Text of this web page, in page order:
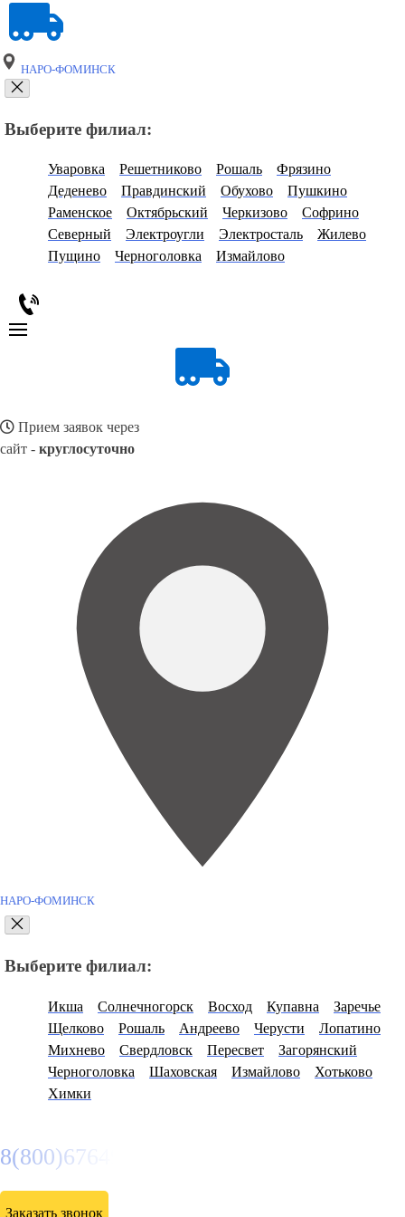
НАРО-ФОМИНСК
Выберите филиал:
Уваровка Решетниково Рошаль
Фрязино
Деденево
Правдинский Обухово
Пушкино
Раменское
Октябрьский Черкизово
Софрино
Северный
Электроугли Электросталь
Жилево
Пущино
Черноголовка Измайлово
Прием заявок через
сайт - круглосуточно
НАРО-ФОМИНСК
Выберите филиал:
Икша Солнечногорск Восход Купавна
Заречье
Щелково
Рошаль Андреево Черусти
Лопатино
Михнево
Свердловск Пересвет
Загорянский
Черноголовка
Шаховская Измайлово
Хотьково
Химки
8(800)6764935
Заказать звонок